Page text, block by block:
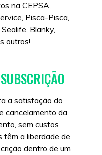
na CEPSA,
Pisca-Pisca,
Blanky,
outros!
a satisfação do
cancelamento da
sem custos
têm a liberdade de
dentro de um